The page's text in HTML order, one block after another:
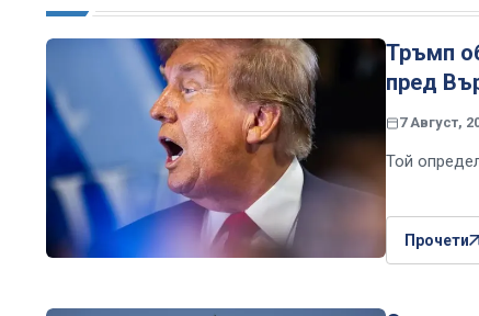
Тръмп
пред
7 Август,
Той
Прочети